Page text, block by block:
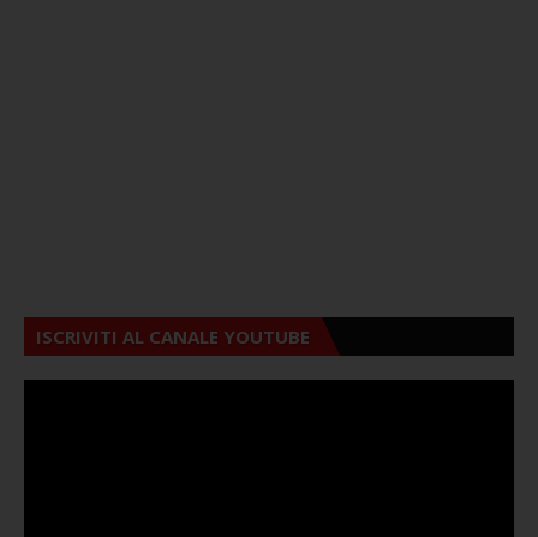
ISCRIVITI AL CANALE YOUTUBE